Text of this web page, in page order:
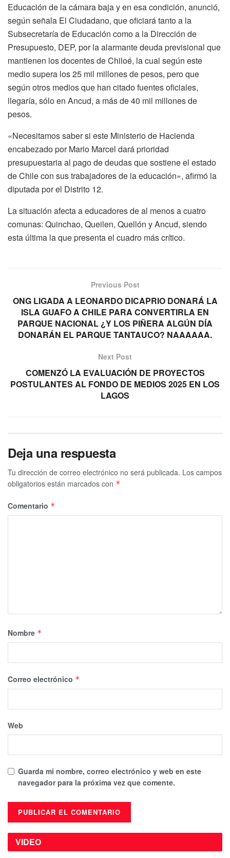
Educación de la cámara baja y en esa condición, anunció,
según señala El Ciudadano, que oficiará tanto a la
Subsecretaría de Educación como a la Dirección de
Presupuesto, DEP, por la alarmante deuda previsional que
mantienen los docentes de Chiloé, la cual según este
medio supera los 25 mil millones de pesos, pero que
según otros medios que han citado fuentes oficiales,
llegaría, sólo en Ancud, a más de 40 mil millones de
pesos.
«Necesitamos saber si este Ministerio de Hacienda
encabezado por Mario Marcel dará prioridad
presupuestaria al pago de deudas que sostiene el estado
de Chile con sus trabajadores de la educación», afirmó la
diputada por el Distrito 12.
La situación afecta a educadores de al menos a cuatro
comunas: Quinchao, Queilen, Quellón y Ancud, siendo
esta última la que presenta el cuadro más crítico.
Previous Post
ONG LIGADA A LEONARDO DICAPRIO DONARÁ LA
ISLA GUAFO A CHILE PARA CONVERTIRLA EN
PARQUE NACIONAL ¿Y LOS PIÑERA ALGÚN DÍA
DONARÁN EL PARQUE TANTAUCO? NAAAAAA.
Next Post
COMENZÓ LA EVALUACIÓN DE PROYECTOS
POSTULANTES AL FONDO DE MEDIOS 2025 EN LOS
LAGOS
Deja una respuesta
Tu dirección de correo electrónico no será publicada. Los campos
obligatorios están marcados con *
Comentario *
Nombre *
Correo electrónico *
Web
Guarda mi nombre, correo electrónico y web en este
navegador para la próxima vez que comente.
VIDEO